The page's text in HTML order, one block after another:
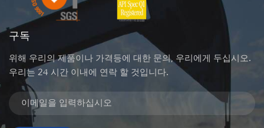
구독
위해 우리의 제품이나 가격등에 대한 문의, 우리에게 두십시오.
우리는 24 시간 이내에 연락 할 것입니다.